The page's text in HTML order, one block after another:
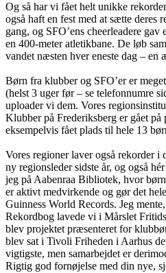
Og så har vi fået helt unikke
også haft en fest med at sætte
gang, og SFO’ens cheerleadere
en 400-meter atletikbane. De løb
vandet næsten hver eneste dag – en
Børn fra klubber og SFO’er er
(helst 3 uger før – se telefonnumre
uploader vi dem. Vores
Klubber på Frederiksberg er gået
eksempelvis fået plads til hele 13
Vores regioner laver også rekorder
ny regionsleder sidste år, og også
jeg på Aabenraa Bibliotek, hvor
er aktivt medvirkende og gør det
Guinness World Records. Jeg
Rekordbog lavede vi i Mårslet
blev projektet præsenteret for
blev sat i Tivoli Friheden i Aarhus
vigtigste, men samarbejdet er
Rigtig god fornøjelse med din nye,